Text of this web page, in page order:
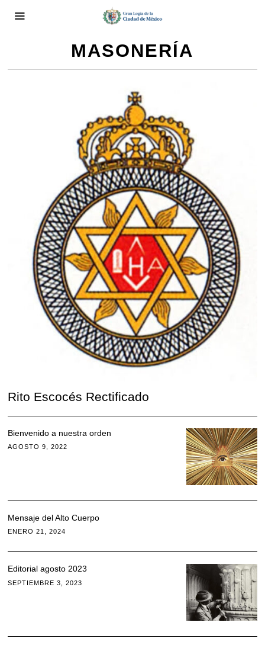
MASONERÍA
Rito Escocés Rectificado
Bienvenido a nuestra orden
AGOSTO 9, 2022
Mensaje del Alto Cuerpo
ENERO 21, 2024
Editorial agosto 2023
SEPTIEMBRE 3, 2023